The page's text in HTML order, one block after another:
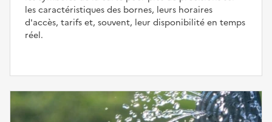
les caractéristiques des bornes, leurs horaires
d'accès, tarifs et, souvent, leur disponibilité en temps
réel.